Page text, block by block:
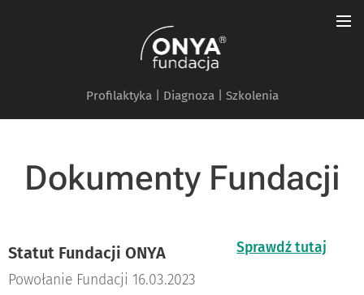
Profilaktyka | Diagnoza | Szkolenia
Dokumenty Fundacji
Statut Fundacji ONYA
Powołanie Fundacji 16.03.2023
Sprawdź tutaj